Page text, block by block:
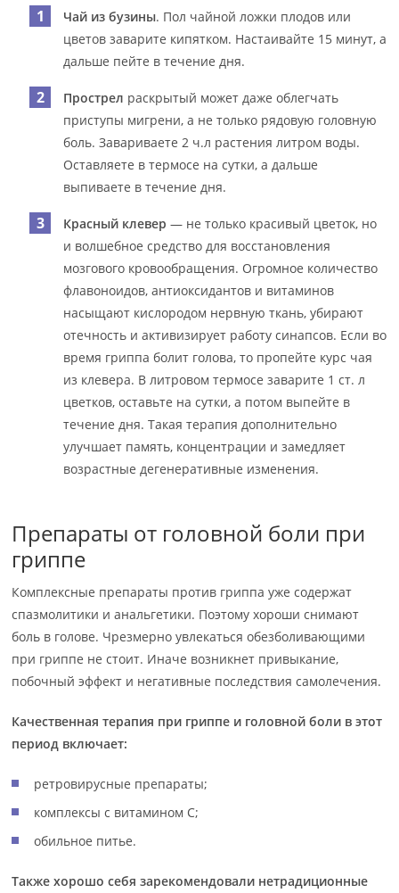
Чай из бузины. Пол чайной ложки плодов или
цветов заварите кипятком. Настаивайте 15 минут, а
дальше пейте в течение дня.
Прострел раскрытый может даже облегчать
приступы мигрени, а не только рядовую головную
боль. Завариваете 2 ч.л растения литром воды.
Оставляете в термосе на сутки, а дальше
выпиваете в течение дня.
Красный клевер — не только красивый цветок, но
и волшебное средство для восстановления
мозгового кровообращения. Огромное количество
флавоноидов, антиоксидантов и витаминов
насыщают кислородом нервную ткань, убирают
отечность и активизирует работу синапсов. Если во
время гриппа болит голова, то пропейте курс чая
из клевера. В литровом термосе заварите 1 ст. л
цветков, оставьте на сутки, а потом выпейте в
течение дня. Такая терапия дополнительно
улучшает память, концентрации и замедляет
возрастные дегенеративные изменения.
Препараты от головной боли при
гриппе
Комплексные препараты против гриппа уже содержат
спазмолитики и анальгетики. Поэтому хороши снимают
боль в голове. Чрезмерно увлекаться обезболивающими
при гриппе не стоит. Иначе возникнет привыкание,
побочный эффект и негативные последствия самолечения.
Качественная терапия при гриппе и головной боли в этот
период включает:
ретровирусные препараты;
комплексы с витамином С;
обильное питье.
Также хорошо себя зарекомендовали нетрадиционные